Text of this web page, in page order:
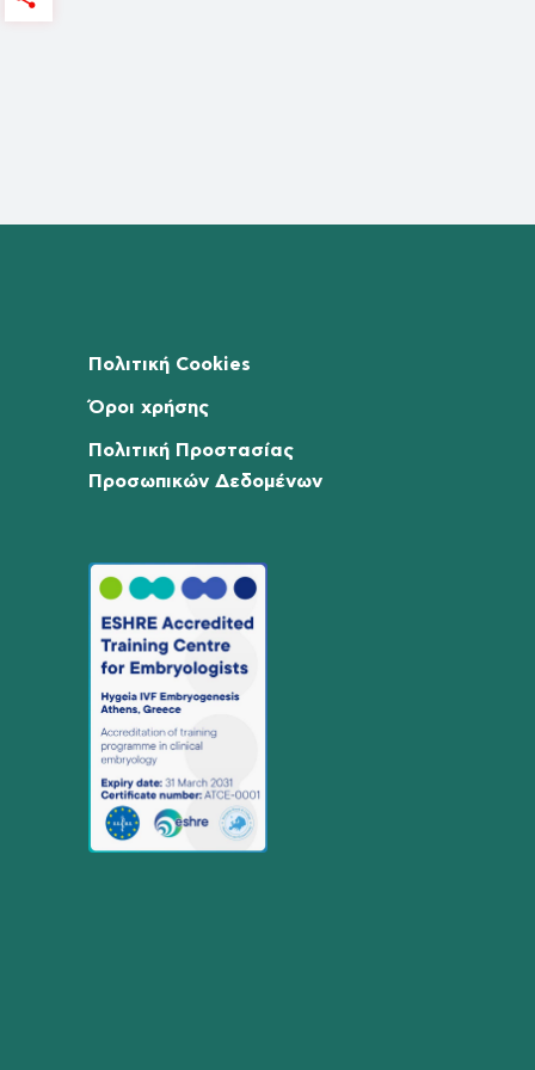
Πολιτική Cookies
Όροι χρήσης
Πολιτική Προστασίας
Προσωπικών Δεδομένων